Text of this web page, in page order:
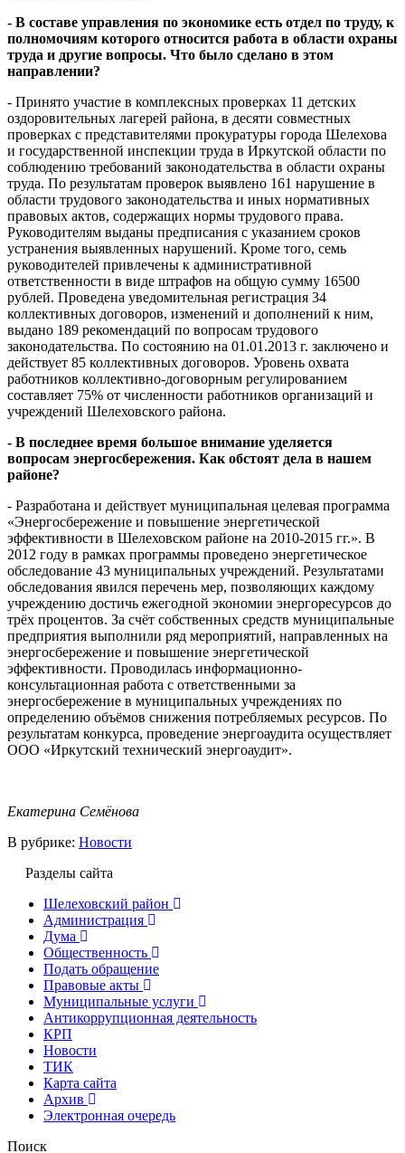
- В составе управления по экономике есть отдел по труду, к
полномочиям которого относится работа в области охраны
труда и другие вопросы. Что было сделано в этом
направлении?
- Принято участие в комплексных проверках 11 детских
оздоровительных лагерей района, в десяти совместных
проверках с представителями прокуратуры города Шелехова
и государственной инспекции труда в Иркутской области по
соблюдению требований законодательства в области охраны
труда. По результатам проверок выявлено 161 нарушение в
области трудового законодательства и иных нормативных
правовых актов, содержащих нормы трудового права.
Руководителям выданы предписания с указанием сроков
устранения выявленных нарушений. Кроме того, семь
руководителей привлечены к административной
ответственности в виде штрафов на общую сумму 16500
рублей. Проведена уведомительная регистрация 34
коллективных договоров, изменений и дополнений к ним,
выдано 189 рекомендаций по вопросам трудового
законодательства. По состоянию на 01.01.2013 г. заключено и
действует 85 коллективных договоров. Уровень охвата
работников коллективно-договорным регулированием
составляет 75% от численности работников организаций и
учреждений Шелеховского района.
- В последнее время большое внимание уделяется
вопросам энергосбережения. Как обстоят дела в нашем
районе?
- Разработана и действует муниципальная целевая программа
«Энергосбережение и повышение энергетической
эффективности в Шелеховском районе на 2010-2015 гг.». В
2012 году в рамках программы проведено энергетическое
обследование 43 муниципальных учреждений. Результатами
обследования явился перечень мер, позволяющих каждому
учреждению достичь ежегодной экономии энергоресурсов до
трёх процентов. За счёт собственных средств муниципальные
предприятия выполнили ряд мероприятий, направленных на
энергосбережение и повышение энергетической
эффективности. Проводилась информационно-
консультационная работа с ответственными за
энергосбережение в муниципальных учреждениях по
определению объёмов снижения потребляемых ресурсов. По
результатам конкурса, проведение энергоаудита осуществляет
ООО «Иркутский технический энергоаудит».
Екатерина Семёнова
В рубрике: Новости
Разделы сайта
Шелеховский район
Администрация
Дума
Общественность
Подать обращение
Правовые акты
Муниципальные услуги
Антикоррупционная деятельность
КРП
Новости
ТИК
Карта сайта
Архив
Электронная очередь
Поиск